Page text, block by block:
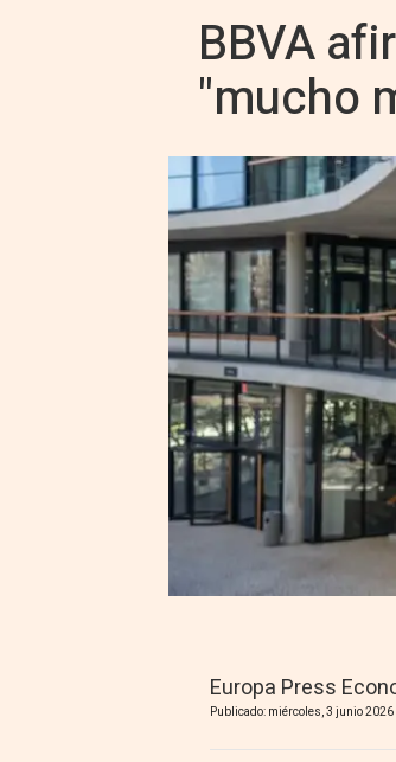
BBVA
"mucho
Europa Press
Publicado: miércoles, 3 junio